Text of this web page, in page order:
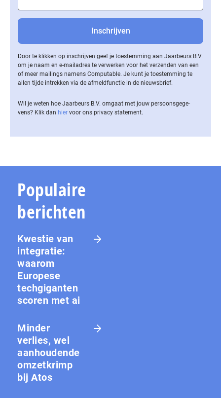
Door te klikken op inschrijven geef je toestemming aan Jaarbeurs B.V.
om je naam en e-mailadres te verwerken voor het verzenden van een
of meer mailings namens Computable. Je kunt je toestemming te
allen tijde intrekken via de af­meld­func­tie in de nieuwsbrief.
Wil je weten hoe Jaarbeurs B.V. omgaat met jouw per­soons­ge­ge­
vens? Klik dan hier voor ons privacy statement.
Populaire
berichten
Kwestie van
integratie:
waarom
Europese
techgiganten
scoren met ai
Minder
verlies, wel
aanhoudende
omzetkrimp
bij Atos